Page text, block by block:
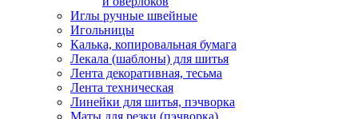
Иглы ручные швейные
Игольницы
Калька, копировальная бумага
Лекала (шаблоны) для шитья
Лента декоративная, тесьма
Лента техническая
Линейки для шитья, пэчворка
Маты для резки (пэчворка)